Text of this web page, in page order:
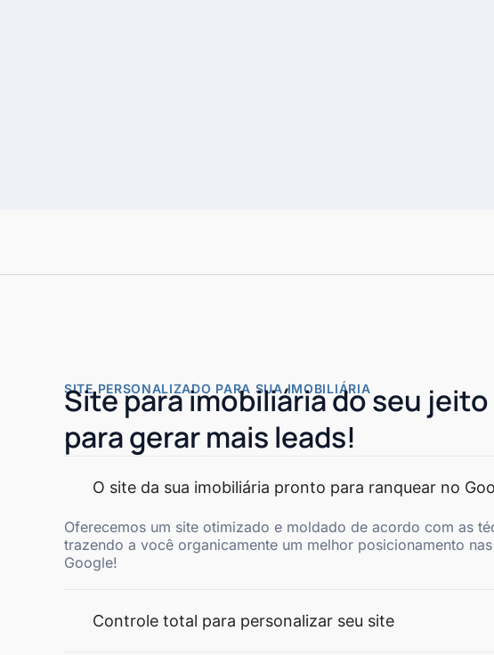
SITE PERSONALIZADO PARA SUA IMOBILIÁRIA
Site para imobiliária do seu
para gerar mais leads!
O site da sua imobiliária pronto para ranquear no
Oferecemos um site otimizado e moldado de acordo com as
trazendo a você organicamente um melhor posicionamento
Google!
Controle total para personalizar seu site